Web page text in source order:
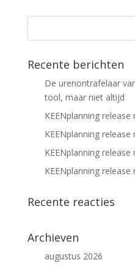
Recente berichten
De urenontrafelaar
tool, maar niet altijd
KEENplanning
KEENplanning
KEENplanning
KEENplanning
Recente reacties
Archieven
augustus 2026